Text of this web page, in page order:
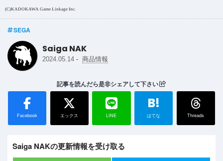
(C)KADOKAWA Game Linkage Inc.
SEGA
Saiga NAK
2024.05.14 - 商品情報
記事を読んだら是非シェアして下さい
Facebook エックス LINE
B!
はてな Threads
Saiga NAKの更新情報を受け取る